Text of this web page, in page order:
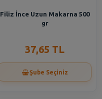
Filiz İnce Uzun Makarna 500
gr
37,65 TL
Şube Seçiniz